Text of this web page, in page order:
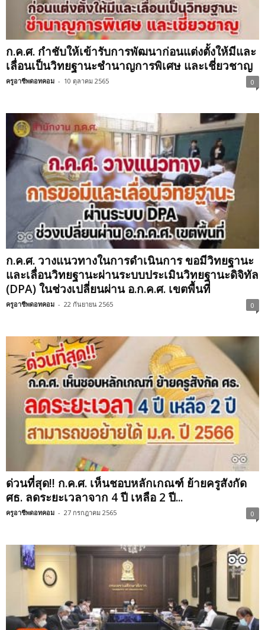
ก.ค.ศ. กำชับให้เข้ารับการพัฒนาก่อนแต่งตั้งให้มีและ
เลื่อนเป็นวิทยฐานะชำนาญการพิเศษ และเชี่ยวชาญ
ครูอาชีพดอทคอม - 10 ตุลาคม 2565 0
ก.ค.ศ. วางแนวทางในการดําเนินการ ขอมีวิทยฐานะ
และเลื่อนวิทยฐานะผ่านระบบประเมินวิทยฐานะดิจิทัล
(DPA) ในช่วงเปลี่ยนผ่าน อ.ก.ค.ศ. เขตพื้นที่
ครูอาชีพดอทคอม - 22 กันยายน 2565 0
ด่วนที่สุด!! ก.ค.ศ. เห็นชอบหลักเกณฑ์ ย้ายครูสังกัด
ศธ. ลดระยะเวลาจาก 4 ปี เหลือ 2 ปี...
ครูอาชีพดอทคอม - 27 กรกฎาคม 2565 0